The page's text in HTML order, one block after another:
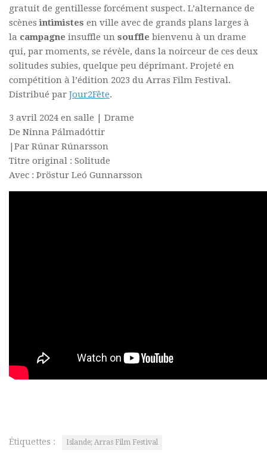
gratuit de gentillesse forcément suspect. L’alternance de
scènesintimistes en ville avec de grands plans larges à
la campagne insuffle un souffle bienvenu à un drame
qui, par moments, se révèle, dans la noirceur de ces deux
solitudes subies, quelque peu déprimant. Projeté en
compétition à l’édition 2023 du Arras Film Festival.
Distribué par Jour2Fête.
3 avril 2024 en salle | Drame
De Ninna Pálmadóttir
|Par Rúnar Rúnarsson
Titre original : Solitude
Avec : Þröstur Leó Gunnarsson
Étiquettes : Islande; Arras Film Festival